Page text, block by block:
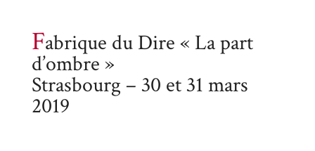
Fabrique du Dire « La part
d’ombre »
Strasbourg – 30 et 31 mars
2019